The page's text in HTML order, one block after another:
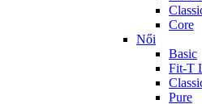
Core
Női
Basic
Fit-T
Pure